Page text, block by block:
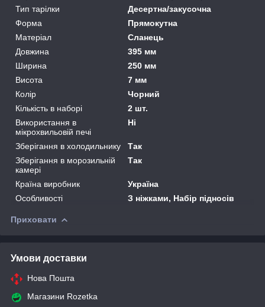
Тип тарілки
Десертна/закусочна
Форма
Прямокутна
Матеріал
Сланець
Довжина
395 мм
Ширина
250 мм
Висота
7 мм
Колір
Чорний
Кількість в наборі
2 шт.
Використання в
мікрохвильовій печі
Ні
Зберігання в холодильнику
Так
Зберігання в морозильній
камері
Так
Країна виробник
Україна
Особливості
З ніжками, Набір підносів
Приховати
Умови доставки
Нова Пошта
Магазини Rozetka